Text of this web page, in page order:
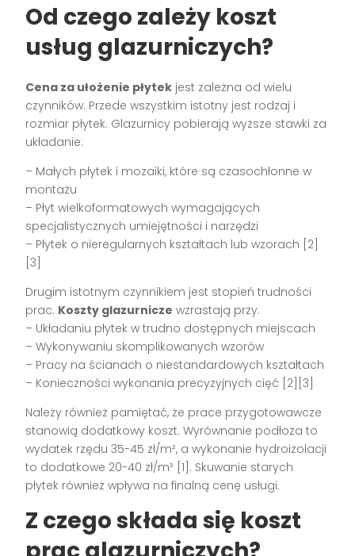
Od czego zależy koszt
usług glazurniczych?
Cena za ułożenie płytek jest zależna od wielu
czynników. Przede wszystkim istotny jest rodzaj i
rozmiar płytek. Glazurnicy pobierają wyższe stawki za
układanie:
– Małych płytek i mozaiki, które są czasochłonne w
montażu
– Płyt wielkoformatowych wymagających
specjalistycznych umiejętności i narzędzi
– Płytek o nieregularnych kształtach lub wzorach [2]
[3]
Drugim istotnym czynnikiem jest stopień trudności
prac. Koszty glazurnicze wzrastają przy:
– Układaniu płytek w trudno dostępnych miejscach
– Wykonywaniu skomplikowanych wzorów
– Pracy na ścianach o niestandardowych kształtach
– Konieczności wykonania precyzyjnych cięć [2][3]
Należy również pamiętać, że prace przygotowawcze
stanowią dodatkowy koszt. Wyrównanie podłoża to
wydatek rzędu 35-45 zł/m², a wykonanie hydroizolacji
to dodatkowe 20-40 zł/m² [1]. Skuwanie starych
płytek również wpływa na finalną cenę usługi.
Z czego składa się koszt